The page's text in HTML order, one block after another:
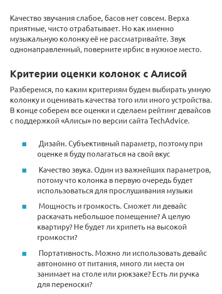
Качество звучания слабое, басов нет совсем. Верха
приятные, чисто отрабатывает. Но как именно
музыкальную колонку её не рассматривайте. Звук
однонаправленный, поверните ирбис в нужное место.
Критерии оценки колонок с Алисой
Разберемся, по каким критериям будем выбирать умную
колонку и оценивать качества того или иного устройства.
В конце соберем все оценки и сделаем рейтинг девайсов
с поддержкой «Алисы» по версии сайта TechAdvice.
Дизайн. Субъективный параметр, поэтому при
оценке я буду полагаться на свой вкус
Качество звука. Один из важнейших параметров,
потому что колонка в первую очередь будет
использоваться для прослушивания музыки
Мощность и громкость. Сможет ли девайс
раскачать небольшое помещение? А целую
квартиру? Не будет ли хрипеть на высокой
громкости?
Портативность. Можно ли использовать девайс
автономно от питания, много ли места он
занимает на столе или рюкзаке? Есть ли ручка
для переноски?